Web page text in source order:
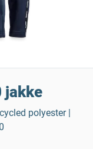
jakke
polyester |